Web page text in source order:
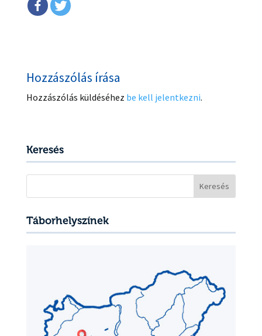
Hozzászólás írása
Hozzászólás küldéséhez be kell jelentkezni.
Keresés
Táborhelyszínek